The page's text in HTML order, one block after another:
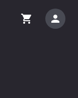
shopping_cart person